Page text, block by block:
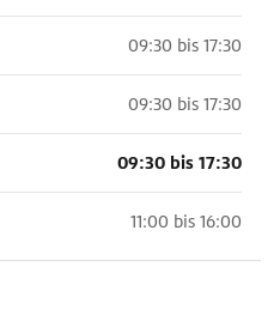
09:30 bis 17:30
09:30 bis 17:30
09:30 bis 17:30
11:00 bis 16:00